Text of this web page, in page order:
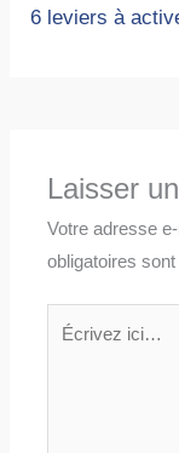
6 leviers à
Laisser
Votre adresse
obligatoires
Écrivez